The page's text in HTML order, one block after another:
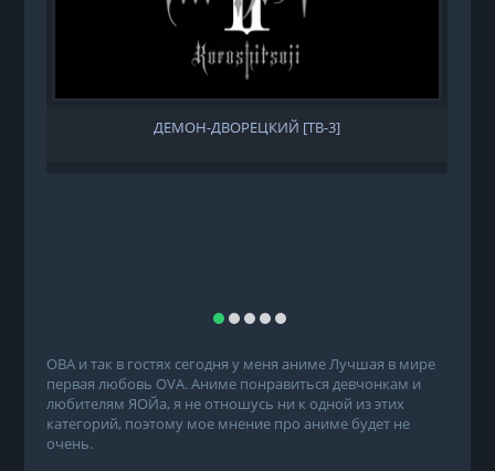
ДЕМОН-ДВОРЕЦКИЙ [ТВ-3]
ОВА и так в гостях сегодня у меня аниме Лучшая в мире
первая любовь OVA. Аниме понравиться девчонкам и
любителям ЯОЙа, я не отношусь ни к одной из этих
категорий, поэтому мое мнение про аниме будет не
очень.